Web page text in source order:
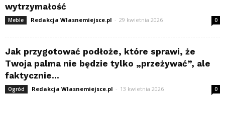
wytrzymałość
Meble Redakcja Wlasnemiejsce.pl - 29 kwietnia 2026 0
Jak przygotować podłoże, które sprawi, że
Twoja palma nie będzie tylko „przeżywać”, ale
faktycznie...
Ogród Redakcja Wlasnemiejsce.pl - 13 kwietnia 2026 0